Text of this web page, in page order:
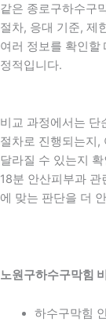
같은 종로구하수구
절차, 응대 기준, 제
여러 정보를 확인할
정적입니다.
비교 과정에서는 단
절차로 진행되는지,
달라질 수 있는지
18분 안산피부과
에 맞는 판단을 더
노원구하수구막힘
하수구막힘